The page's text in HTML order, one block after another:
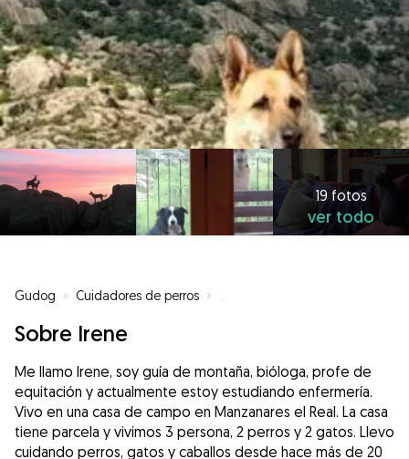
19 fotos
ver todo
Gudog » Cuidadores de perros »
Sobre Irene
Me llamo Irene, soy guía de montaña, bióloga, profe de
equitación y actualmente estoy estudiando enfermería.
Vivo en una casa de campo en Manzanares el Real. La casa
tiene parcela y vivimos 3 persona, 2 perros y 2 gatos. Llevo
cuidando perros, gatos y caballos desde hace más de 20